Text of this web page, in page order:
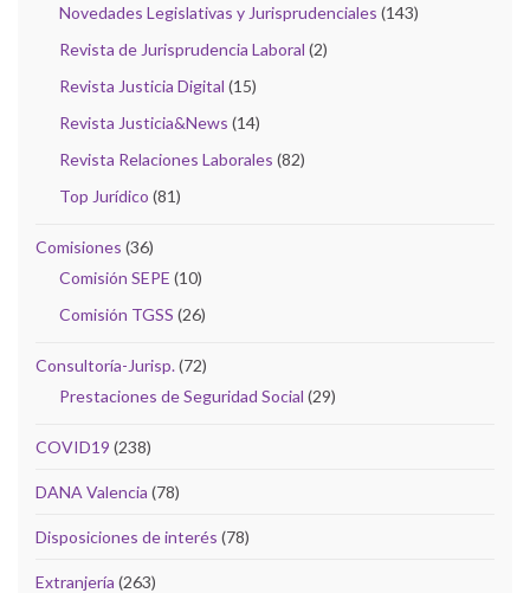
Novedades Legislativas y Jurisprudenciales (143)
Revista de Jurisprudencia Laboral (2)
Revista Justicia Digital (15)
Revista Justicia&News (14)
Revista Relaciones Laborales (82)
Top Jurídico (81)
Comisiones (36)
Comisión SEPE (10)
Comisión TGSS (26)
Consultoría-Jurisp.(72)
Prestaciones de Seguridad Social (29)
COVID19 (238)
DANA Valencia (78)
Disposiciones de interés (78)
Extranjería (263)